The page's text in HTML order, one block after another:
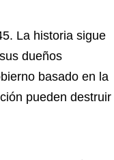
La historia sigue
dueños
basado en la
pueden destruir